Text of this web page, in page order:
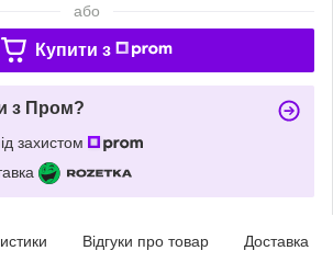
або
Купити з
з Пром?
захистом
Відгуки про товар Доставка